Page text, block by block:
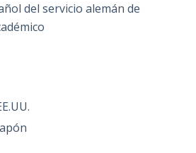
del servicio alemán de